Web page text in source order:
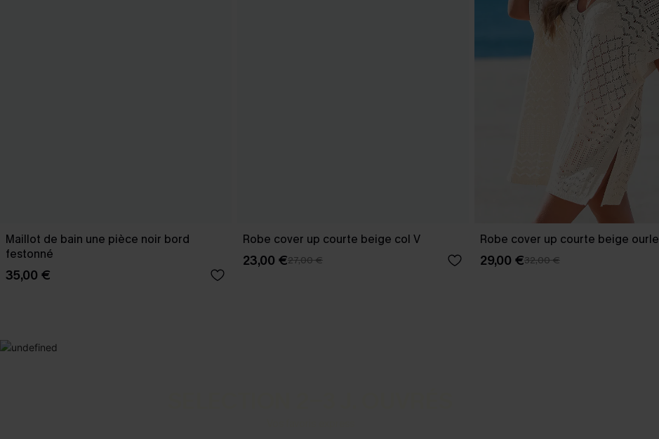
Maillot de bain une pièce noir bord
festonné
35,00 €
Robe cover up courte beige col V
23,00 €27,00 €
Robe cover up courte beige
29,00 €32,00 €